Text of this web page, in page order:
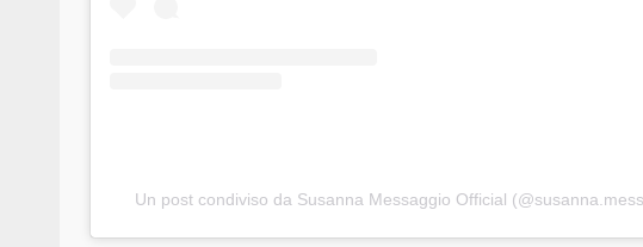
Un post condiviso da Susanna Messaggio Official